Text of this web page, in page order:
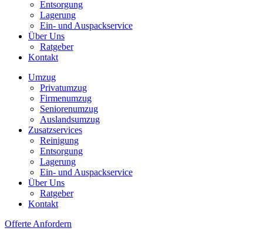
Entsorgung
Lagerung
Ein- und Auspackservice
Über Uns
Ratgeber
Kontakt
Umzug
Privatumzug
Firmenumzug
Seniorenumzug
Auslandsumzug
Zusatzservices
Reinigung
Entsorgung
Lagerung
Ein- und Auspackservice
Über Uns
Ratgeber
Kontakt
Offerte Anfordern